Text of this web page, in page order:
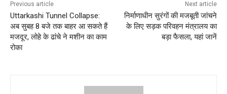
Previous article
Uttarkashi Tunnel Collapse:
अब सुबह 8 बजे तक बाहर आ सकते हैं
मजदूर, लोहे के ढांचे ने मशीन का काम
रोका
Next article
निर्माणाधीन सुरंगों की मजबूती जांचने
के लिए सड़क परिवहन मंत्रालय का
बड़ा फैसला, यहां जानें